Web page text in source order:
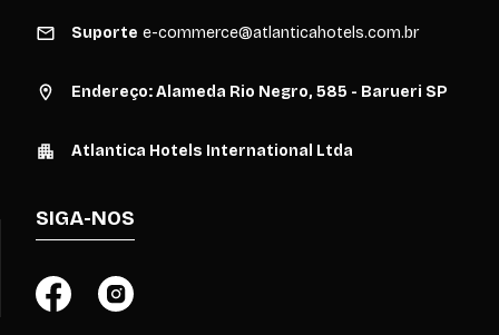
Suporte e-commerce@atlanticahotels.com.br
Endereço: Alameda Rio Negro, 585 - Barueri SP
Atlantica Hotels International Ltda
SIGA-NOS